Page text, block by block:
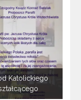
Katolickiego